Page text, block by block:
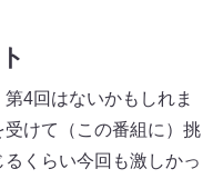
4回はないかもしれま
けて（この番組に）挑
くらい今回も激しかっ